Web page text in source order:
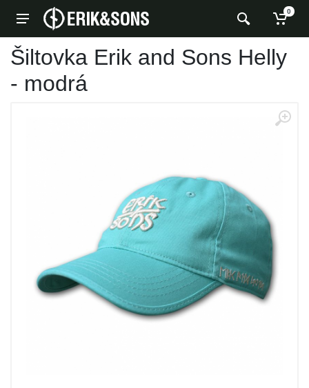
0
Šiltovka Erik and Sons Helly
- modrá